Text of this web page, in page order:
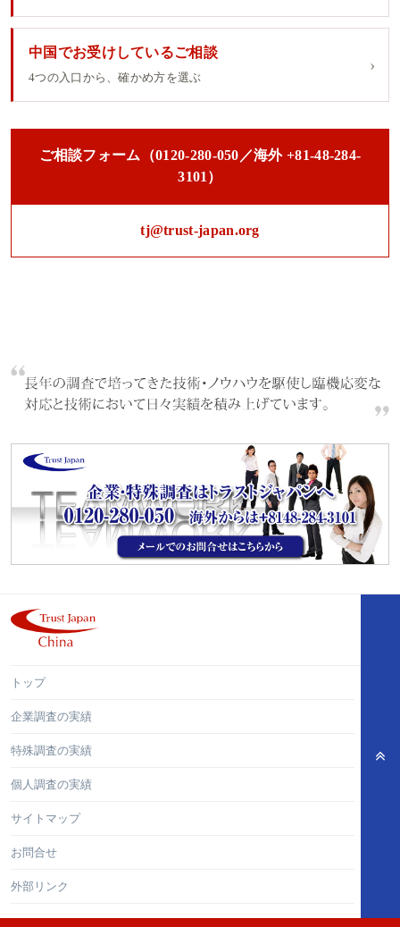
中国でお受けしているご相談
4つの入口から、確かめ方を選ぶ
ご相談フォーム（0120-280-050／海外 +81-48-284-
3101）
tj@trust-japan.org
トップ
企業調査の実績
特殊調査の実績
個人調査の実績
サイトマップ
お問合せ
外部リンク